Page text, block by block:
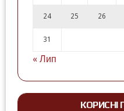
24 25 26
31
« Лип
КОРИСНІ